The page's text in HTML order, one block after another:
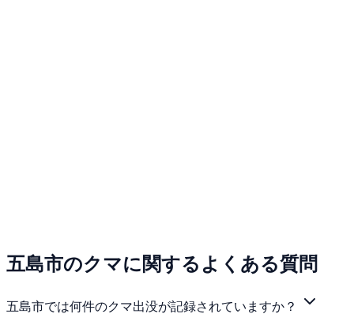
五島市のクマに関するよくある質問
五島市では何件のクマ出没が記録されていますか？